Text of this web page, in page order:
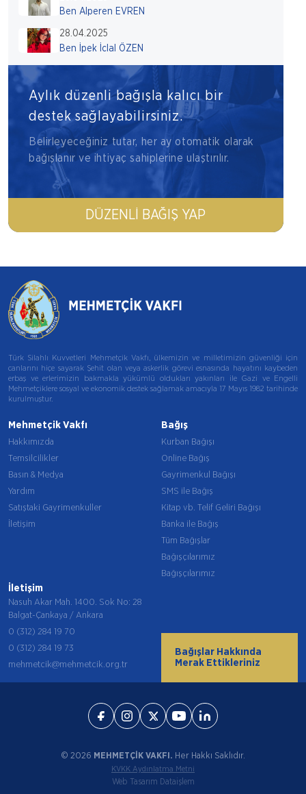
Ben Alperen EVREN
28.04.2025
Ben İpek İclal ÖZEN
Aylık düzenli bağışla kalıcı bir
destek sağlayabilirsiniz.
Belirleyeceğiniz tutar, her ay otomatik olarak
bağışlanır ve ihtiyaç sahiplerine ulaştırılır.
DÜZENLI BAĞIŞ YAP
Türk Silahlı Kuvvetleri Mehmetçik Vakfı, ülkemizin ve milletimizin güvenliği için
canlarını hiçe sayarak Şehit olan veya askerlik görevi esnasında hayatını kaybeden
erbaş ve erlerimizin bakmakla yükümlü oldukları yakınları ile Gazi ve Engelli
Mehmetçiklere sosyal ve ekonomik destek sağlamak amacıyla 17 Mayıs 1982 tarihinde
kurulmuştur.
Mehmetçik Vakfı
Hakkımızda
Temsilcilikler
Basın & Medya
Yardım
Satıştaki Gayrimenkuller
İletişim
Bağış
Kurban Bağışı
Online Bağış
Gayrimenkul Bağışı
SMS ile Bağış
Kitap vb. Telif Geliri Bağışı
Banka ile Bağış
Tüm Bağışlar
Bağışçılarımız
Bağışçılarımız
İletişim
Nasuh Akar Mah. 1400. Sok No: 28
Balgat-Çankaya / Ankara
0 (312) 284 19 70
0 (312) 284 19 73
mehmetcik@mehmetcik.org.tr
Bağışlar Hakkında
Merak Ettikleriniz
© 2026 MEHMETÇİK VAKFI. Her Hakkı Saklıdır.
KVKK Aydınlatma Metni
Web Tasarım Dataişlem